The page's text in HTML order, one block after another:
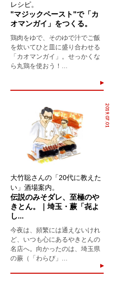
レシピ。
"マジックペースト"で「カ
オマンガイ」をつくる。
鶏肉をゆで、そのゆで汁でご飯
を炊いてひと皿に盛り合わせる
「カオマンガイ」。せっかくな
ら丸鶏を使おう！...
2019.07.01
大竹聡さんの「20代に教えた
い」酒場案内。
伝説のみそダレ、至極のや
きとん。｜埼玉・蕨「㐂よ
し...
今夜は、頻繁には通えないけれ
ど、いつも心にあるやきとんの
名店へ。向かったのは、埼玉県
の蕨（「わらび」...